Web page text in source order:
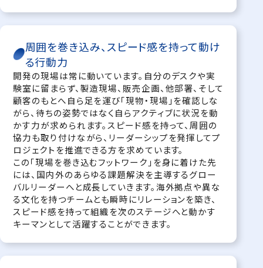
周囲を巻き込み、スピード感を持って動け
る行動力
開発の現場は常に動いています。自分のデスクや実
験室に留まらず、製造現場、販売企画、他部署、そして
顧客のもとへ自ら足を運び「現物・現場」を確認しな
がら、待ちの姿勢ではなく自らアクティブに状況を動
かす力が求められます。スピード感を持って、周囲の
協力も取り付けながら、リーダーシップを発揮してプ
ロジェクトを推進できる方を求めています。
この「現場を巻き込むフットワーク」を身に着けた先
には、国内外のあらゆる課題解決を主導するグロー
バルリーダーへと成長していきます。海外拠点や異な
る文化を持つチームとも瞬時にリレーションを築き、
スピード感を持って組織を次のステージへと動かす
キーマンとして活躍することができます。